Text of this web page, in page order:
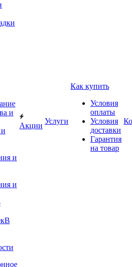
и
Акции
Услуги
Как купить
Условия
оплаты
Условия
доставки
Гарантия
на товар